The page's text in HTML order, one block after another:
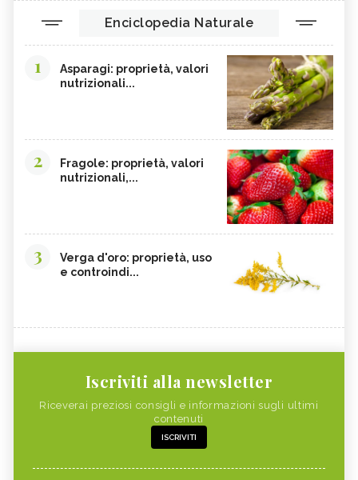
Enciclopedia Naturale
1
Asparagi: proprietà, valori
nutrizionali...
2
Fragole: proprietà, valori
nutrizionali,...
3
Verga d'oro: proprietà, uso
e controindi...
Iscriviti alla newsletter
Riceverai preziosi consigli e informazioni sugli ultimi
contenuti
ISCRIVITI